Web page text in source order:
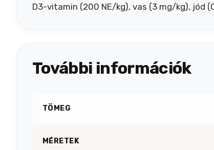
D3-vitamin (200 NE/kg), vas (3 mg/kg), jód
További információk
TÖMEG
MÉRETEK